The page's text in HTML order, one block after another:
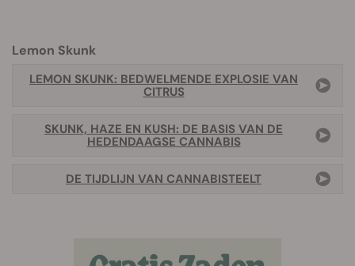
Lemon Skunk
LEMON SKUNK: BEDWELMENDE EXPLOSIE VAN
CITRUS
SKUNK, HAZE EN KUSH: DE BASIS VAN DE
HEDENDAAGSE CANNABIS
DE TIJDLIJN VAN CANNABISTEELT